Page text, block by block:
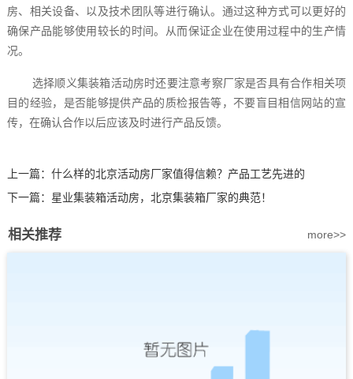
房、相关设备、以及技术团队等进行确认。通过这种方式可以更好的
确保产品能够使用较长的时间。从而保证企业在使用过程中的生产情
况。
选择顺义集装箱活动房时还要注意考察厂家是否具有合作相关项
目的经验，是否能够提供产品的质检报告等，不要盲目相信网站的宣
传，在确认合作以后应该及时进行产品反馈。
上一篇： 什么样的北京活动房厂家值得信赖？产品工艺先进的
下一篇： 星业集装箱活动房，北京集装箱厂家的典范！
相关推荐 more>>